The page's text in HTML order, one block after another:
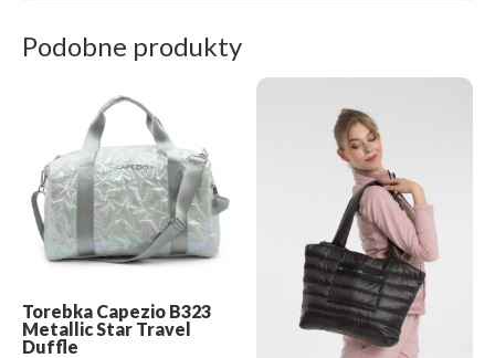
Podobne produkty
Torebka Capezio B323
Metallic Star Travel
Duffle